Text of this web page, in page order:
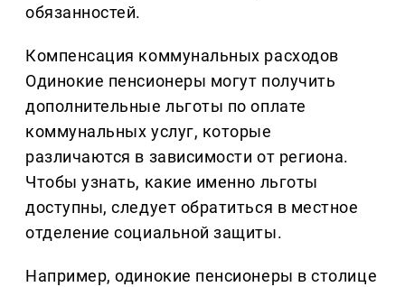
обязанностей.
Компенсация коммунальных расходов
Одинокие пенсионеры могут получить
дополнительные льготы по оплате
коммунальных услуг, которые
различаются в зависимости от региона.
Чтобы узнать, какие именно льготы
доступны, следует обратиться в местное
отделение социальной защиты.
Например, одинокие пенсионеры в столице